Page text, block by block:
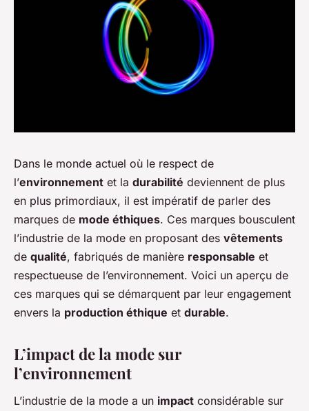
Dans le monde actuel où le respect de
l’environnement et la durabilité deviennent de plus
en plus primordiaux, il est impératif de parler des
marques de mode éthiques. Ces marques bousculent
l’industrie de la mode en proposant des vêtements
de qualité, fabriqués de manière responsable et
respectueuse de l’environnement. Voici un aperçu de
ces marques qui se démarquent par leur engagement
envers la production éthique et durable.
L’impact de la mode sur
l’environnement
L’industrie de la mode a un impact considérable sur